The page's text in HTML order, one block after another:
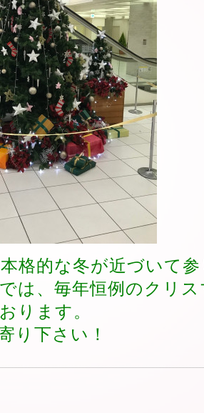
格的な冬が近づいて参
は、毎年恒例のクリス
ります。
り下さい！